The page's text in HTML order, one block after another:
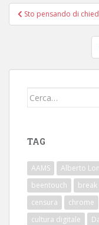
Navigazione
articoli
Sto pensando di
Cerca:
TAG
AAMS Alberto
beentouch
censura
chrome
cultura digitale